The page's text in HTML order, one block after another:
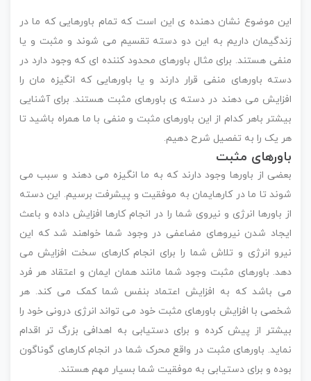
این موضوع نشان دهنده ی این است که تمام باورهایی که ما در
زندگیمان داریم به این دو دسته تقسیم می شوند و مثبت و یا
منفی هستند. برای مثال باورهای محدود کننده ای که وجود دارد در
دسته باورهای منفی قرار دارند و یا باورهایی که انگیزه مان را
افزایش می دهند در دسته ی باورهای مثبت هستند. برای آشنایی
بیشتر باهر کدام از این باورهای مثبت و منفی با ما همراه باشید تا
هر یک را به تفصیل شرح دهیم.
باورهای مثبت
بعضی از باورها وجود دارند که به ما انگیزه می دهند و سبب می
شوند تا ما در کارهایمان به موفقیت و پیشرفت برسیم. این دسته
از باورها انرژی و نیروی شما را در انجام کارها افزایش داده و باعث
ایجاد شدن نیروهای مضاعفی در وجود شما خواهند شد که این
نیرو انرژی و تلاش شما را برای انجام کارهای سخت افزایش می
دهد. باورهای مثبت وجود شما مانند همان ایمان و اعتقاد هر فرد
می باشد که به افزایش اعتماد بنفس شما کمک می کند. هر
شخصی با افزایش باورهای مثبت خود می تواند انرژی درونی خود را
بیشتر از پیش کرده و برای دستیابی به اهدافی بزرگ تر اقدام
نماید. باورهای مثبت در واقع محرک شما در انجام کارهای گوناگون
بوده و برای دستیابی به موفقیت شما بسیار مهم هستند.